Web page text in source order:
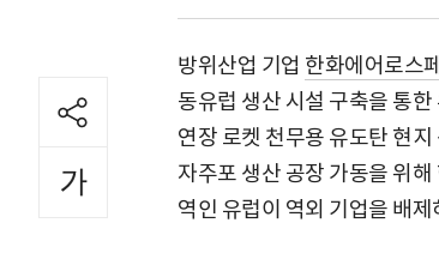
방위산업 기업 한화에어로스
동유럽 생산 시설 구축을 통
연장 로켓 천무용 유도탄 현
자주포 생산 공장 가동을 위
역인 유럽이 역외 기업을 배